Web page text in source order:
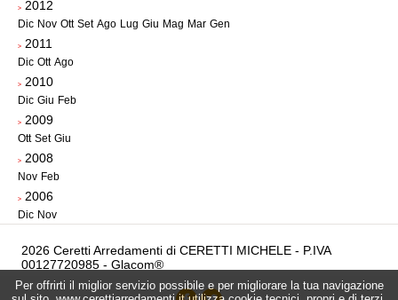
> 2012
Dic Nov Ott Set Ago Lug Giu Mag Mar Gen
> 2011
Dic Ott Ago
> 2010
Dic Giu Feb
> 2009
Ott Set Giu
> 2008
Nov Feb
> 2006
Dic Nov
2026 Ceretti Arredamenti di CERETTI MICHELE - P.IVA
00127720985 -Glacom®
Per offrirti il miglior servizio possibile e per migliorare la tua navigazione